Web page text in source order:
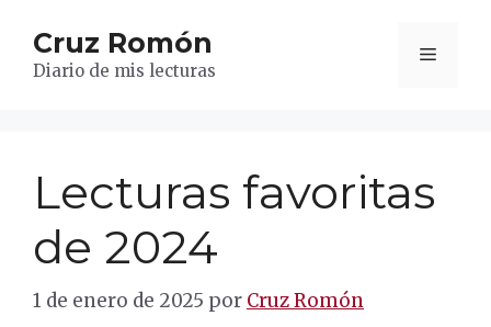
contenido
Cruz Romón
Diario de mis lecturas
Menú
Lecturas favoritas
de 2024
1 de enero de 2025 por Cruz Romón